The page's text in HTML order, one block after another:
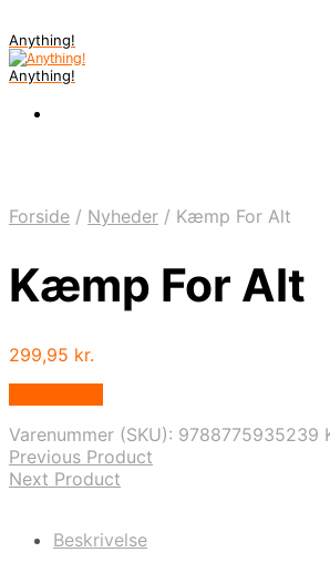
Anything!
Anything!
Forside / Nyheder / Kæmp For Alt
Kæmp For Alt
299,95 kr.
Varenummer (SKU): 9788775935239
Previous Product
Next Product
Beskrivelse